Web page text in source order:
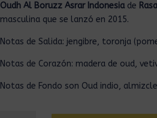
Oudh Al Boruzz Asrar Indonesia de
masculina que se lanzó en 2015.
Notas de Salida: jengibre, toronja
Notas de Corazón: madera de oud,
Notas de Fondo son Oud indio,